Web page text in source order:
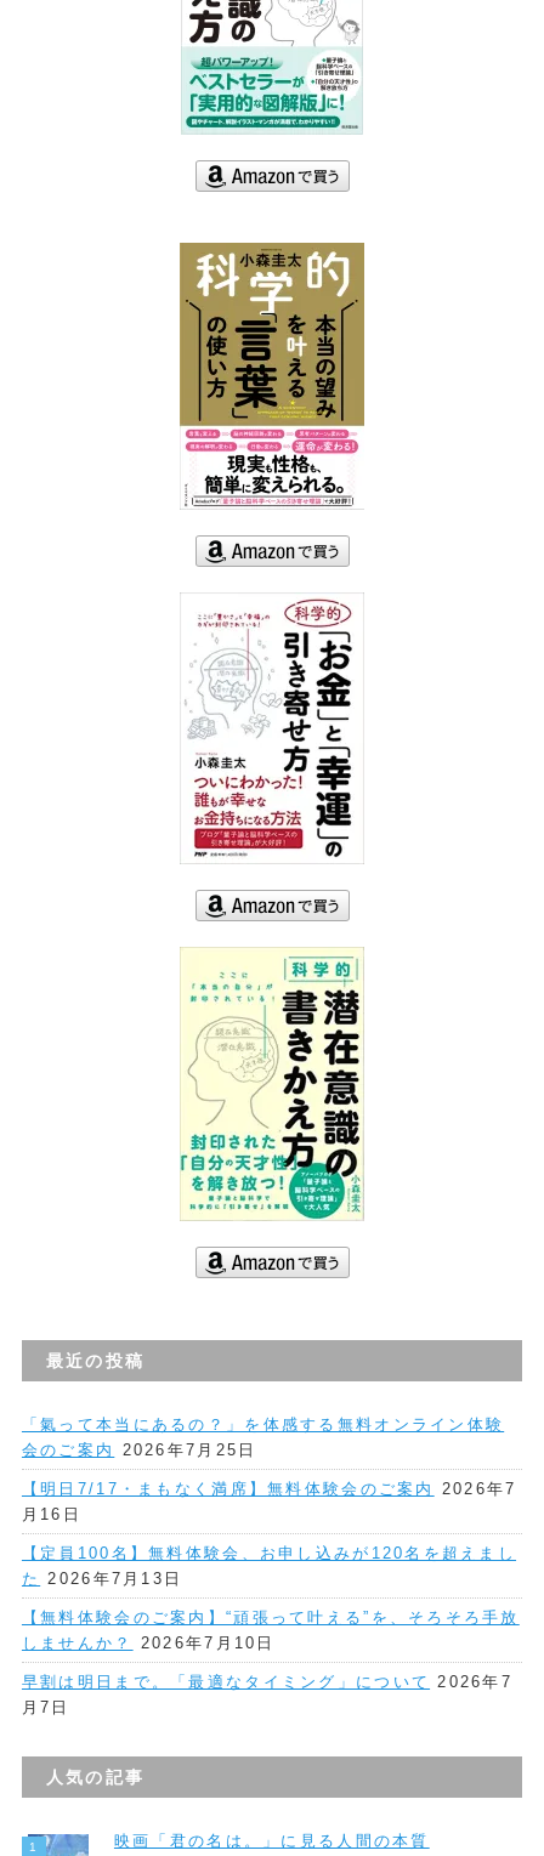
最近の投稿
「氣って本当にあるの？」を体感する無料オンライン体験
会のご案内
2026年7月25日
【明日7/17・まもなく満席】無料体験会のご案内
2026年7
月16日
【定員100名】無料体験会、お申し込みが120名を超えまし
た
2026年7月13日
【無料体験会のご案内】“頑張って叶える”を、そろそろ手放
しませんか？
2026年7月10日
早割は明日まで。「最適なタイミング」について
2026年7
月7日
人気の記事
映画「君の名は。」に見る人間の本質